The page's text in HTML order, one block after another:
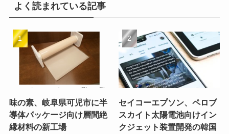
よく読まれている記事
味の素、岐阜県可児市に半
導体パッケージ向け層間絶
縁材料の新工場
セイコーエプソン、ペロブ
スカイト太陽電池向けイン
クジェット装置開発の韓国